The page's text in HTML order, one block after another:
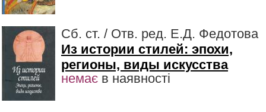
Сб. ст. / Отв. ред. Е.Д. Федотова
Из истории стилей: эпохи,
регионы, виды искусства
немає в наявності